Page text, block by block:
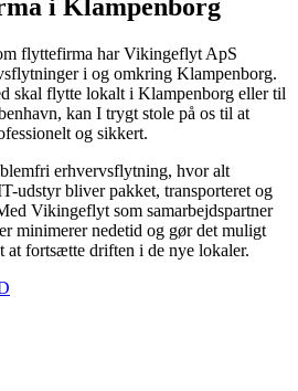
i Klampenborg
flyttefirma har Vikingeflyt ApS
i og omkring Klampenborg.
skal flytte lokalt i Klampenborg eller til
kan I trygt stole på os til at
og sikkert.
erhvervsflytning, hvor alt
udstyr bliver pakket, transporteret og
Vikingeflyt som samarbejdspartner
minimerer nedetid og gør det muligt
at fortsætte driften i de nye lokaler.